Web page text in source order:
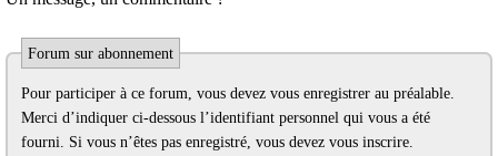
Forum sur abonnement
Pour participer à ce forum, vous devez vous enregistrer au préalable.
Merci d’indiquer ci-dessous l’identifiant personnel qui vous a été
fourni. Si vous n’êtes pas enregistré, vous devez vous inscrire.